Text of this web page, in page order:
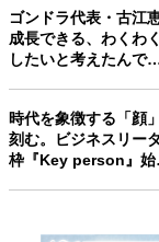
地域とつながる/
ゴンドラ代表・古江
成長できる、わくわ
したいと考えたんで
時代を象徴する「顔
刻む。ビジネスリー
枠『Key person』